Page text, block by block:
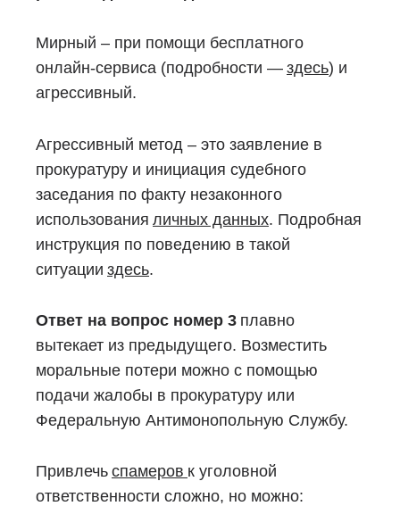
Мирный – при помощи бесплатного
онлайн-сервиса (подробности — здесь) и
агрессивный.
Агрессивный метод – это заявление в
прокуратуру и инициация судебного
заседания по факту незаконного
использования личных данных. Подробная
инструкция по поведению в такой
ситуации здесь.
Ответ на вопрос номер 3 плавно
вытекает из предыдущего. Возместить
моральные потери можно с помощью
подачи жалобы в прокуратуру или
Федеральную Антимонопольную Службу.
Привлечь спамеров к уголовной
ответственности сложно, но можно: